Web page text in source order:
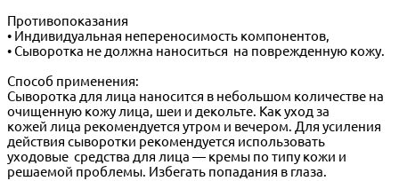
Противопоказания
• Индивидуальная непереносимость компонентов,
• Сыворотка не должна наноситься на поврежденную кожу.
Способ применения:
Сыворотка для лица наносится в небольшом количестве на
очищенную кожу лица, шеи и декольте. Как уход за
кожей лица рекомендуется утром и вечером. Для усиления
действия сыворотки рекомендуется использовать
уходовые средства для лица — кремы по типу кожи и
решаемой проблемы. Избегать попадания в глаза.